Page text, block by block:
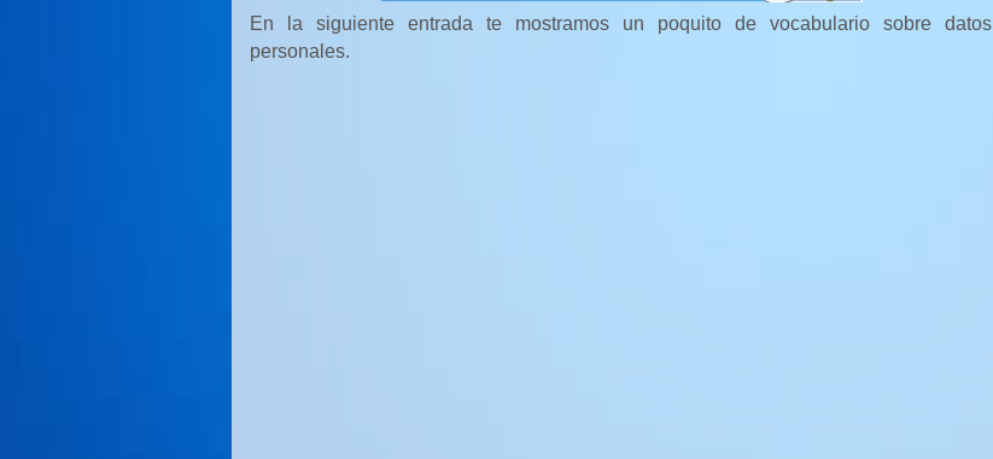
En la siguiente entrada te mostramos un poquito de vocabulario sobre datos
personales.